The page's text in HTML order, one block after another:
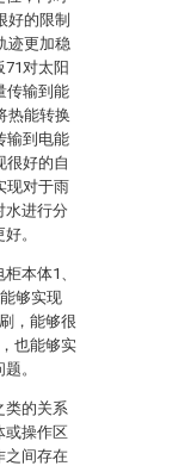
好的限制
迹更加稳
对太阳
传输到能
热能转换
输到电能
很好的自
现对于雨
水进行分
。
本体1、
够实现
，能够很
也能够实
。
类的关系
或操作区
之间存在